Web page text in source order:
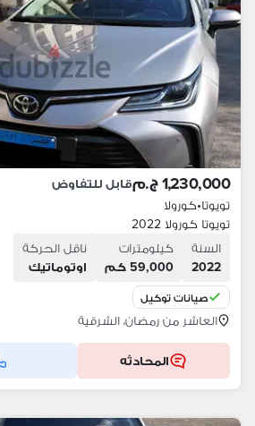
1,230,000 ج.م قابل للتفاوض
تويوتا•كورولا
تويوتا كورولا 2022
السنة
2022
كيلومترات
59,000 كم
ناقل الحركة
اوتوماتيك
صيانات توكيل
العاشر من رمضان، الشرقية
المحادثه